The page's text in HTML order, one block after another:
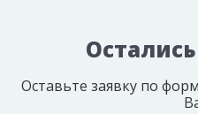
Оставьте заявку по